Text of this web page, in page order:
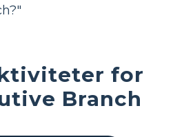
for
Branch